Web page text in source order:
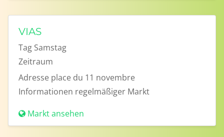
VIAS
Tag Samstag
Zeitraum
Adresse place du 11 novembre
Informationen regelmäßiger Markt
Markt ansehen